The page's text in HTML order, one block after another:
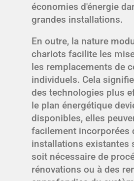
économies d'énergie
grandes installations.
En outre, la nature
chariots facilite les
les remplacements de
individuels. Cela
des technologies plus
le plan énergétique
disponibles, elles
facilement incorporées
installations existantes
soit nécessaire de
rénovations ou à des